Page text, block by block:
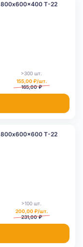
800x600x400 Т-22
>300 шт.
155,00 ₽/шт.
165,00 ₽
800x600x600 Т-22
>100 шт.
200,00 ₽/шт.
231,00 ₽